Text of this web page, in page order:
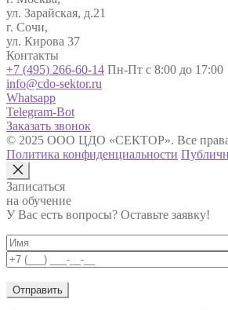
ул. Зарайская, д.21
г. Сочи,
ул. Кирова 37
Контакты
+7 (495) 266-60-14 Пн-Пт с 8:00 до 17:00
info@cdo-sektor.ru
Whatsapp
Telegram-Bot
Заказать звонок
© 2025 ООО ЦДО «СЕКТОР». Все
Политика конфиденциальности
Записаться
на обучение
У Вас есть вопросы? Оставьте заявку!